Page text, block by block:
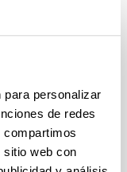
personalizar
de redes
sitio web con
y renovación de
en la
provisional de
Relación